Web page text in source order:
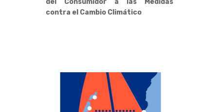
del Consumidor a las Medidas
contra el Cambio Climático